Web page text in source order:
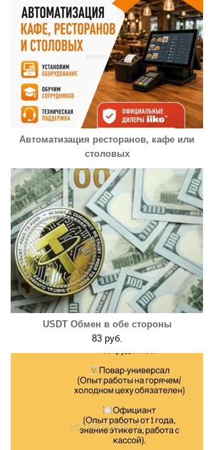
Автоматизация ресторанов, кафе или
столовых
USDT Обмен в обе стороны
83 руб.